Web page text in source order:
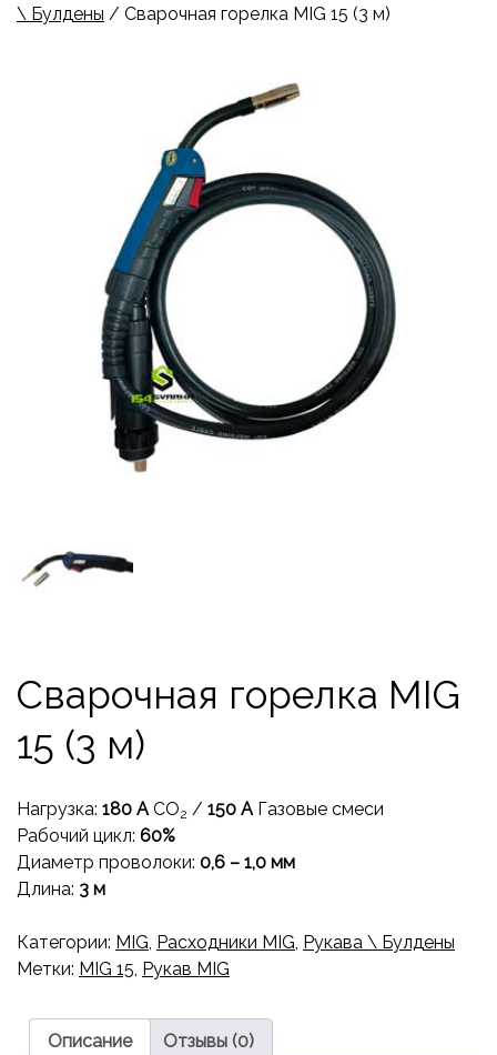
\ Булдены / Сварочная горелка MIG 15 (3 м)
Сварочная горелка MIG
15 (3 м)
Нагрузка: 180 А CO2 / 150 A Газовые смеси
Рабочий цикл: 60%
Диаметр проволоки: 0,6 – 1,0 мм
Длина: 3 м
Категории: MIG Расходники MIG Рукава \ Булдены
Метки: MIG 15 Рукав MIG
Описание Отзывы (0)